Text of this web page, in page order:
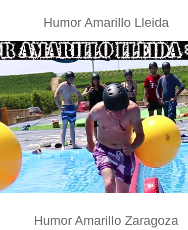
Humor Amarillo Lleida
Humor Amarillo Zaragoza